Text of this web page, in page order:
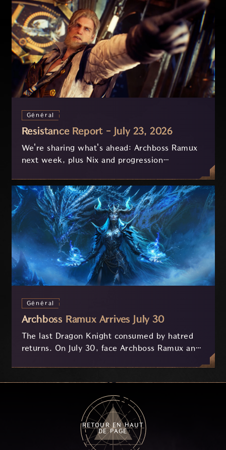
Général
Resistance Report - July 23, 2026
We're sharing what's ahead: Archboss Ramux
next week, plus Nix and progression
on your feedback.
Général
Archboss Ramux Arrives July 30
The last Dragon Knight consumed by hatred
returns. On July 30, face Archboss Ramux and
key combat mechanics, the Ballista, and the
new Archboss equipment that awaits.
RETOUR EN HAUT
DE PAGE